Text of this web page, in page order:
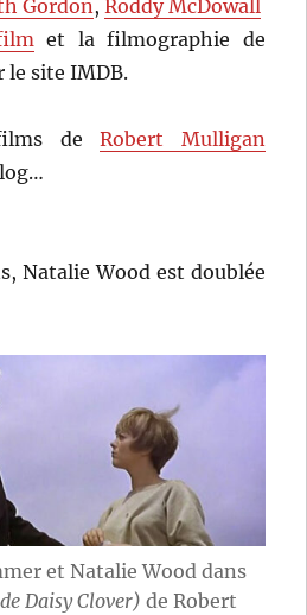
Gordon,Roddy McDowall
et la filmographie de
le site IMDB.
deRobert Mulligan
Natalie Wood est doublée
et Natalie Wood dans
Daisy Clover) de Robert